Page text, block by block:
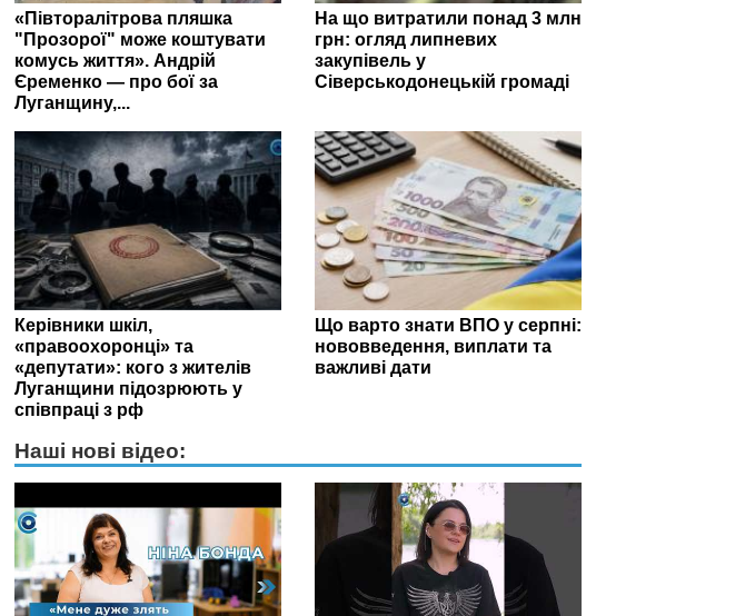
«Півторалітрова пляшка
"Прозорої" може коштувати
комусь життя». Андрій
Єременко — про бої за
Луганщину,...
На що витратили понад 3 млн
грн: огляд липневих
закупівель у
Сіверськодонецькій громаді
Керівники шкіл,
«правоохоронці» та
«депутати»: кого з жителів
Луганщини підозрюють у
співпраці з рф
Що варто знати ВПО у серпні:
нововведення, виплати та
важливі дати
Наші нові відео: